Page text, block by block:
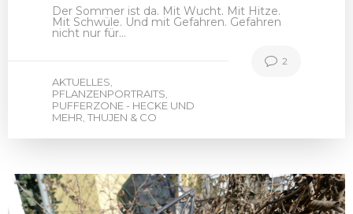
Der Sommer ist da. Mit Wucht. Mit Hitze.
Mit Schwüle. Und mit Gefahren. Gefahren
nicht nur für…
AKTUELLES
PFLANZENPORTRAITS
PUFFERZONE - HECKE UND
MEHR THUJEN & CO
2